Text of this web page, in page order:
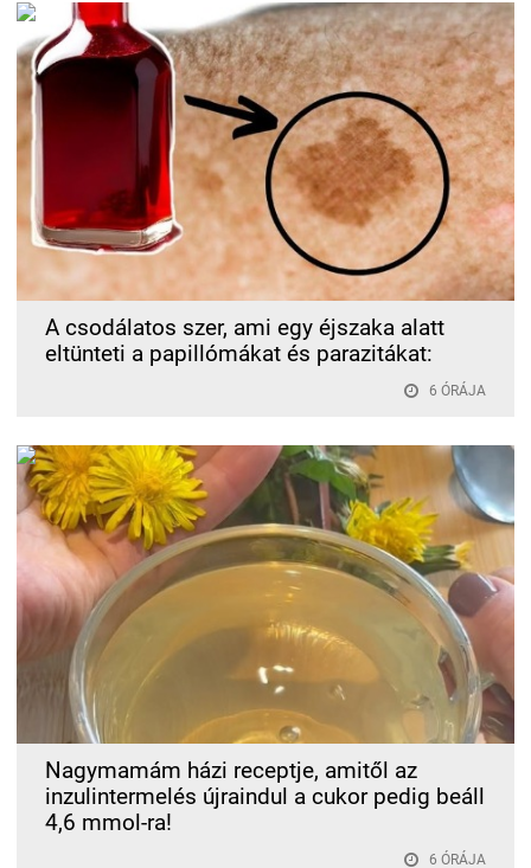
A csodálatos szer, ami egy éjszaka alatt
eltünteti a papillómákat és parazitákat:
6 ÓRÁJA
Nagymamám házi receptje, amitől az
inzulintermelés újraindul a cukor pedig beáll
4,6 mmol-ra!
6 ÓRÁJA